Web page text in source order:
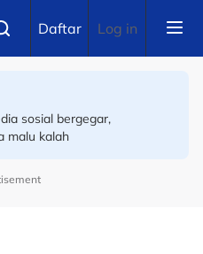
Daftar Log in
Ini lawan Harimau
sosial bergegar,
malu kalah